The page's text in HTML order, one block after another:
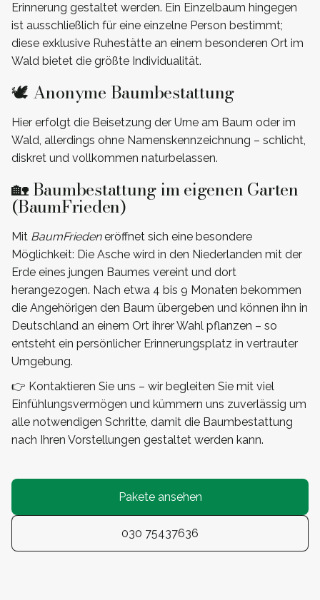
Erinnerung gestaltet werden. Ein Einzelbaum hingegen
ist ausschließlich für eine einzelne Person bestimmt;
diese exklusive Ruhestätte an einem besonderen Ort im
Wald bietet die größte Individualität.
🕊️ Anonyme Baumbestattung
Hier erfolgt die Beisetzung der Urne am Baum oder im
Wald, allerdings ohne Namenskennzeichnung – schlicht,
diskret und vollkommen naturbelassen.
🏡 Baumbestattung im eigenen Garten
(BaumFrieden)
Mit BaumFriedeneröffnet sich eine besondere
Möglichkeit: Die Asche wird in den Niederlanden mit der
Erde eines jungen Baumes vereint und dort
herangezogen. Nach etwa 4 bis 9 Monaten bekommen
die Angehörigen den Baum übergeben und können ihn in
Deutschland an einem Ort ihrer Wahl pflanzen – so
entsteht ein persönlicher Erinnerungsplatz in vertrauter
Umgebung.
👉 Kontaktieren Sie uns – wir begleiten Sie mit viel
Einfühlungsvermögen und kümmern uns zuverlässig um
alle notwendigen Schritte, damit die Baumbestattung
nach Ihren Vorstellungen gestaltet werden kann.
Pakete ansehen
030 75437636